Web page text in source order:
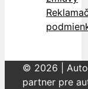
© 2026 |
partner pre